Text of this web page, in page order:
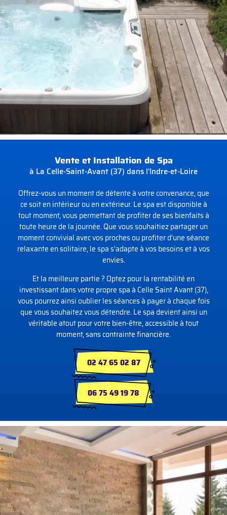
Vente et Installation de Spa
à La Celle-Saint-Avant (37) dans l'Indre-et-Loire
Offrez-vous un moment de détente à votre convenance, que
ce soit en intérieur ou en extérieur. Le spa est disponible à
tout moment, vous permettant de profiter de ses bienfaits à
toute heure de la journée. Que vous souhaitiez partager un
moment convivial avec vos proches ou profiter d'une séance
relaxante en solitaire, le spa s'adapte à vos besoins et à vos
envies.
Et la meilleure partie ? Optez pour la rentabilité en
investissant dans votre propre spa à Celle Saint Avant (37),
vous pourrez ainsi oublier les séances à payer à chaque fois
que vous souhaitez vous détendre. Le spa devient ainsi un
véritable atout pour votre bien-être, accessible à tout
moment, sans contrainte financière.
02 47 65 02 87
06 75 49 19 78